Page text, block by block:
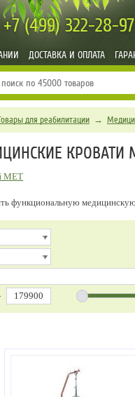
+7 (499)322-28-97
ДОСТАВКА И ОПЛАТА
для реабилитации →
КРОВАТИ
MET
функциональную